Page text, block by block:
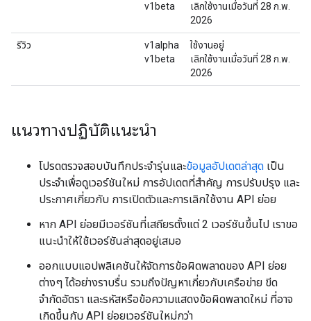
v1beta
เลิกใช้งานเมื่อวันที่ 28 ก.พ.
2026
รีวิว
v1alpha
v1beta
ใช้งานอยู่
เลิกใช้งานเมื่อวันที่ 28 ก.พ.
2026
แนวทางปฏิบัติแนะนำ
โปรดตรวจสอบบันทึกประจำรุ่นและข้อมูลอัปเดตล่าสุด เป็น
ประจำเพื่อดูเวอร์ชันใหม่ การอัปเดตที่สำคัญ การปรับปรุง และ
ประกาศเกี่ยวกับ การเปิดตัวและการเลิกใช้งาน API ย่อย
หาก API ย่อยมีเวอร์ชันที่เสถียรตั้งแต่ 2 เวอร์ชันขึ้นไป เราขอ
แนะนำให้ใช้เวอร์ชันล่าสุดอยู่เสมอ
ออกแบบแอปพลิเคชันให้จัดการข้อผิดพลาดของ API ย่อย
ต่างๆ ได้อย่างราบรื่น รวมถึงปัญหาเกี่ยวกับเครือข่าย ขีด
จำกัดอัตรา และรหัสหรือข้อความแสดงข้อผิดพลาดใหม่ ที่อาจ
เกิดขึ้นกับ API ย่อยเวอร์ชันใหม่กว่า